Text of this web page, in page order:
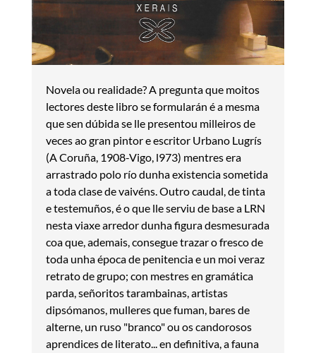
Novela ou realidade? A pregunta que moitos
lectores deste libro se formularán é a mesma
que sen dúbida se lle presentou milleiros de
veces ao gran pintor e escritor Urbano Lugrís
(A Coruña, 1908-Vigo, l973) mentres era
arrastrado polo río dunha existencia sometida
a toda clase de vaivéns. Outro caudal, de tinta
e testemuños, é o que lle serviu de base a LRN
nesta viaxe arredor dunha figura desmesurada
coa que, ademais, consegue trazar o fresco de
toda unha época de penitencia e un moi veraz
retrato de grupo; con mestres en gramática
parda, señoritos tarambainas, artistas
dipsómanos, mulleres que fuman, bares de
alterne, un ruso "branco" ou os candorosos
aprendices de literato... en definitiva, a fauna